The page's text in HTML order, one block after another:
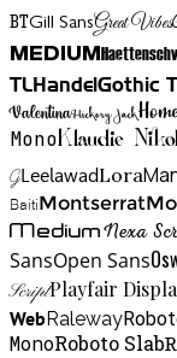
BTGill SansGreat Vibes
Medium
TLHandelGothic
ValentinaHickory Jack
MonoKlaudie
GLeelawadLora
BaitiMontserrat
MediumNexa
SansOpen Sans
ScriptPlayfair
WebRaleway
MonoRoboto Slab